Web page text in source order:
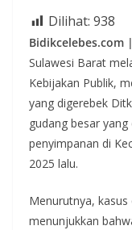
Dilihat: 938
Bidikcelebes.com
Sulawesi Barat
Kebijakan Publik,
yang digerebek
gudang besar
penyimpanan di
2025 lalu.
Menurutnya,
menunjukkan